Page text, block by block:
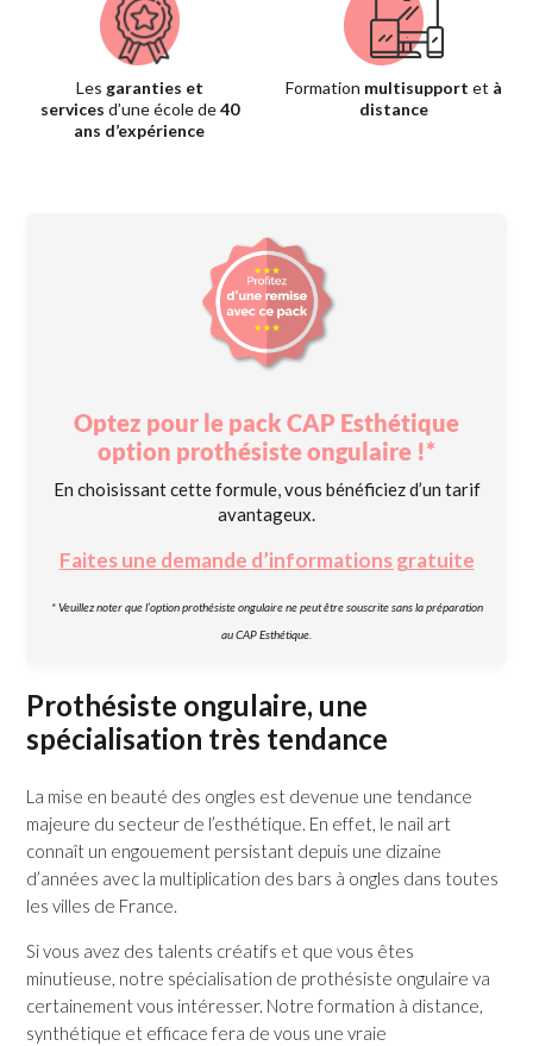
Les garanties et
services d’une école de40
ans d’expérience
Formation multisupport et à
distance
Optez pour le pack CAP Esthétique
option prothésiste ongulaire !*
En choisissant cette formule, vous bénéficiez d’un tarif
avantageux.
Faites une demande d’informations gratuite
* Veuillez noter que l’option prothésiste ongulaire ne peut être souscrite sans la préparation
au CAP Esthétique.
Prothésiste ongulaire, une
spécialisation très tendance
La mise en beauté des ongles est devenue une tendance
majeure du secteur de l’esthétique. En effet, le nail art
connaît un engouement persistant depuis une dizaine
d’années avec la multiplication des bars à ongles dans toutes
les villes de France.
Si vous avez des talents créatifs et que vous êtes
minutieuse, notre spécialisation de prothésiste ongulaire va
certainement vous intéresser. Notre formation à distance,
synthétique et efficace fera de vous une vraie